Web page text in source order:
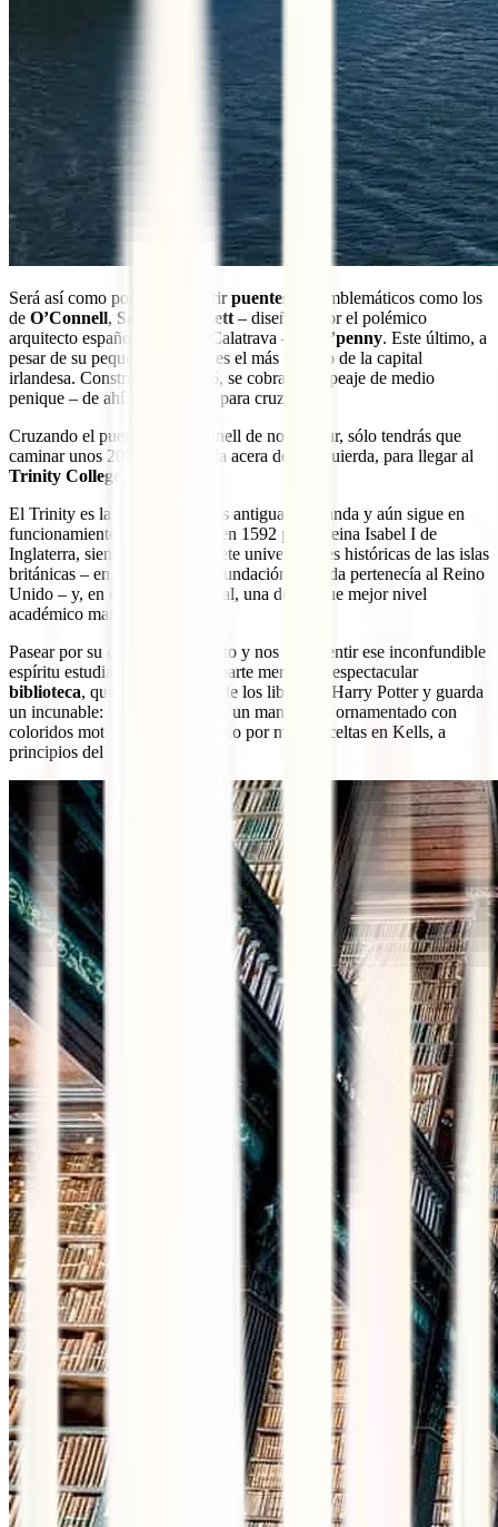
Será así como podrás descubrirpuentes
tan emblemáticos como los
de O’Connell, Samuel Beckett – diseñado por el polémico
arquitecto español, Santiago Calatrava –
y Ha’penny. Este último, a
pesar de su pequeño tamaño, es el más icónico de la capital
irlandesa. Construido en 1816, se cobraba un peaje de medio
penique – de ahí su nombre – para cruzarlo.
Cruzando el puente de O’connell de norte a sur, sólo tendrás que
caminar unos 200 metros, en la acera de la izquierda, para llegar al
Trinity College
El Trinity es la universidad más antigua de Irlanda y aún sigue en
funcionamiento. Fue fundado en 1592 por la reina Isabel I de
Inglaterra, siendo una de las siete universidades históricas de las islas
británicas – en la época de su fundación, Irlanda pertenecía al Reino
Unido – y, en el ámbito mundial, una de las que mejor nivel
académico mantiene.
Pasear por su campus es gratuito y nos hace sentir ese inconfundible
espíritu estudiantil. Mención aparte merece su espectacular
biblioteca, que parece sacada de los libros de Harry Potter y guarda
un incunable: el
, un manuscrito ornamentado con
coloridos motivos que fue creado por monjes celtas en Kells, a
principios del siglo IX.